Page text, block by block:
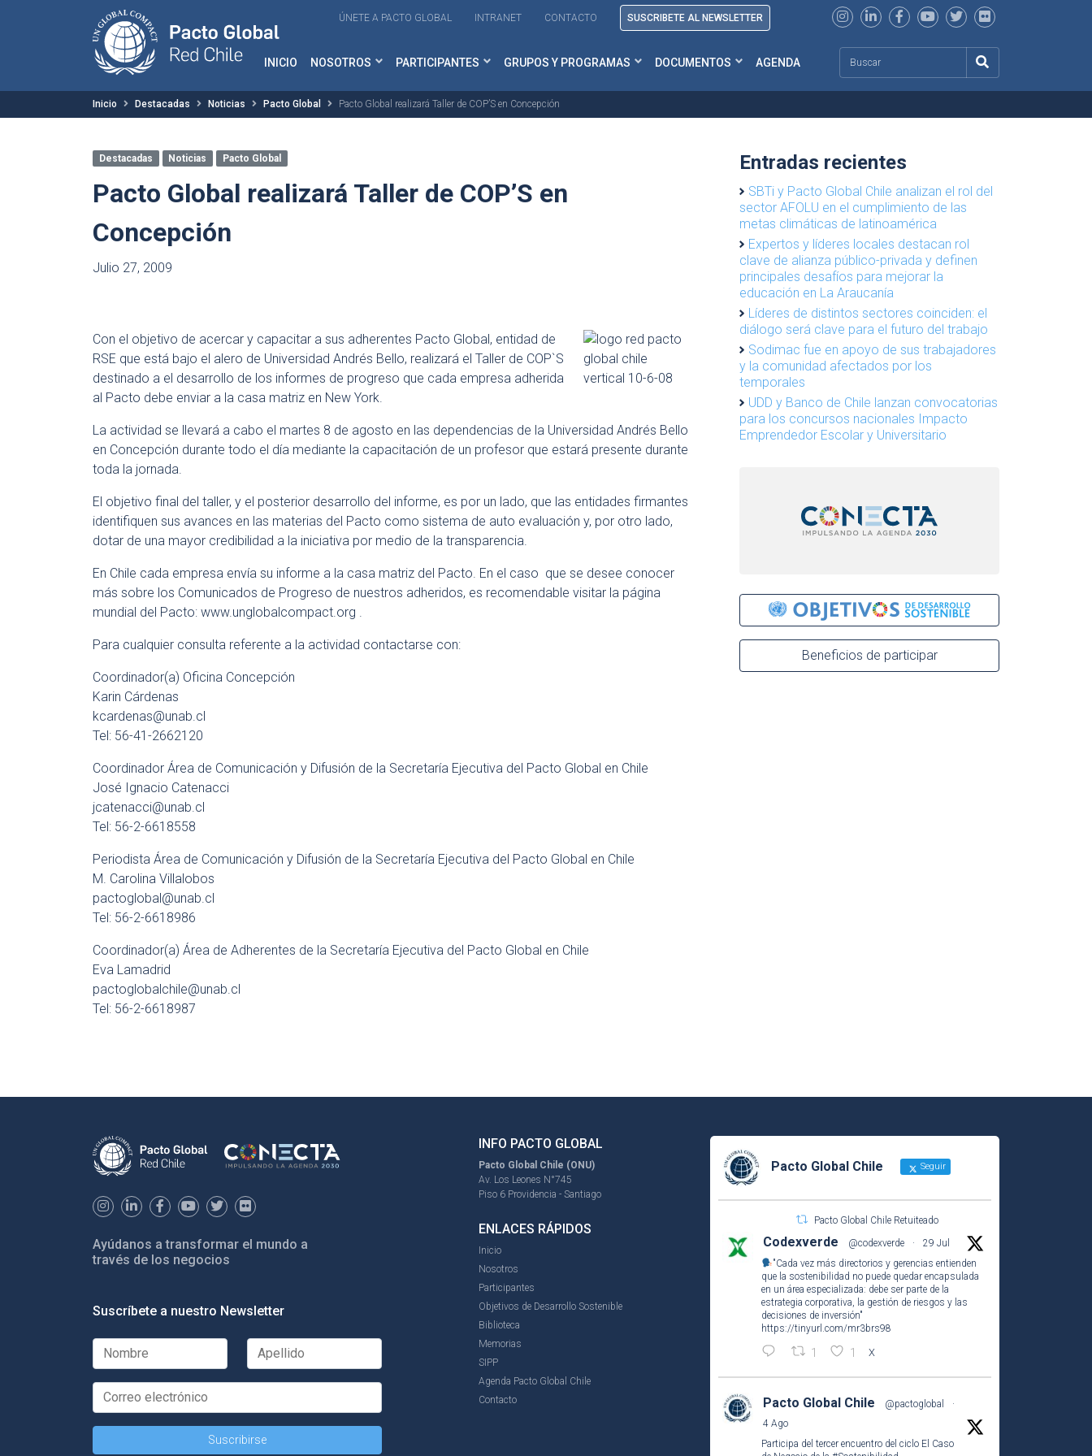
ÚNETE A PACTO GLOBAL INTRANET CONTACTO SUSCRIBETE AL NEWSLETTER
INICIO NOSOTROS PARTICIPANTES GRUPOS Y PROGRAMAS DOCUMENTOS AGENDA
Inicio Destacadas Noticias Pacto Global Pacto Global realizará Taller de COP’S en Concepción
Destacadas Noticias Pacto Global
Pacto Global realizará Taller de COP’S en
Concepción
Julio 27, 2009
Con el objetivo de acercar y capacitar a sus adherentes Pacto Global, entidad de
RSE que está bajo el alero de Universidad Andrés Bello, realizará el Taller de COP`S
destinado a el desarrollo de los informes de progreso que cada empresa adherida
al Pacto debe enviar a la casa matriz en New York.
La actividad se llevará a cabo el martes 8 de agosto en las dependencias de la Universidad Andrés Bello
en Concepción durante todo el día mediante la capacitación de un profesor que estará presente durante
toda la jornada.
El objetivo final del taller, y el posterior desarrollo del informe, es por un lado, que las entidades firmantes
identifiquen sus avances en las materias del Pacto como sistema de auto evaluación y, por otro lado,
dotar de una mayor credibilidad a la iniciativa por medio de la transparencia.
En Chile cada empresa envía su informe a la casa matriz del Pacto. En el caso que se desee conocer
más sobre los Comunicados de Progreso de nuestros adheridos, es recomendable visitar la página
mundial del Pacto: www.unglobalcompact.org .
Para cualquier consulta referente a la actividad contactarse con:
Coordinador(a) Oficina Concepción
Karin Cárdenas
kcardenas@unab.cl
Tel: 56-41-2662120
Coordinador Área de Comunicación y Difusión de la Secretaría Ejecutiva del Pacto Global en Chile
José Ignacio Catenacci
jcatenacci@unab.cl
Tel: 56-2-6618558
Periodista Área de Comunicación y Difusión de la Secretaría Ejecutiva del Pacto Global en Chile
M. Carolina Villalobos
pactoglobal@unab.cl
Tel: 56-2-6618986
Coordinador(a) Área de Adherentes de la Secretaría Ejecutiva del Pacto Global en Chile
Eva Lamadrid
pactoglobalchile@unab.cl
Tel: 56-2-6618987
Entradas recientes
SBTi y Pacto Global Chile analizan el rol del
sector AFOLU en el cumplimiento de las
metas climáticas de latinoamérica
Expertos y líderes locales destacan rol
clave de alianza público-privada y definen
principales desafíos para mejorar la
educación en La Araucanía
Líderes de distintos sectores coinciden: el
diálogo será clave para el futuro del trabajo
Sodimac fue en apoyo de sus trabajadores
y la comunidad afectados por los
temporales
UDD y Banco de Chile lanzan convocatorias
para los concursos nacionales Impacto
Emprendedor Escolar y Universitario
Beneficios de participar
Ayúdanos a transformar el mundo a
través de los negocios
Suscríbete a nuestro Newsletter
INFO PACTO GLOBAL
Pacto Global Chile (ONU)
Av. Los Leones N°745
Piso 6 Providencia - Santiago
ENLACES RÁPIDOS
Inicio
Nosotros
Participantes
Objetivos de Desarrollo Sostenible
Biblioteca
Memorias
SIPP
Agenda Pacto Global Chile
Contacto
Pacto Global Chile Seguir
Pacto Global Chile Retuiteado
Codexverde @codexverde ·
29 Jul
"Cada vez más directorios y gerencias entienden
que la sostenibilidad no puede quedar encapsulada
en un área especializada: debe ser parte de la
estrategia corporativa, la gestión de riesgos y las
decisiones de inversión"
https://tinyurl.com/mr3brs98
1 1 X
Pacto Global Chile @pactoglobal
·
4 Ago
Participa del tercer encuentro del ciclo El Caso